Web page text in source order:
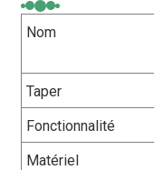
Nom
Taper
Fonctionnalité
Matériel